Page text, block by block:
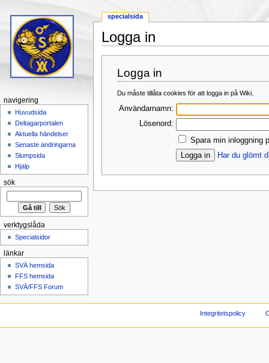
Logga in
Logga in
Du måste tillåta cookies för att logga in på Wiki.
Användarnamn:
Lösenord:
Spara min inloggning
Har du glömt
specialsida
navigering
Huvudsida
Deltagarportalen
Aktuella händelser
Senaste ändringarna
Slumpsida
Hjälp
sök
verktygslåda
Specialsidor
länkar
SVÄ hemsida
FFS hemsida
SVÄ/FFS Forum
Integritetspolicy